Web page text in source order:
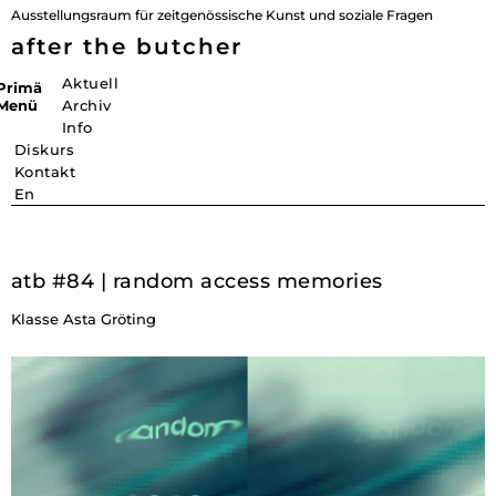
Ausstellungsraum für zeitgenössische Kunst und soziale Fragen
after the butcher
Aktuell
Archiv
Info
Diskurs
Kontakt
En
atb #84 | random access memories
Klasse Asta Gröting